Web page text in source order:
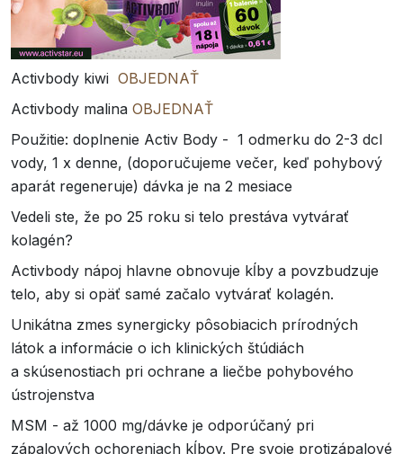
Activbody kiwi OBJEDNAŤ
Activbody malina OBJEDNAŤ
Použitie: doplnenie Activ Body - 1 odmerku do 2-3 dcl
vody, 1 x denne, (doporučujeme večer, keď pohybový
aparát regeneruje) dávka je na 2 mesiace
Vedeli ste, že po 25 roku si telo prestáva vytvárať
kolagén?
Activbody nápoj hlavne obnovuje kĺby a povzbudzuje
telo, aby si opäť samé začalo vytvárať kolagén.
Unikátna zmes synergicky pôsobiacich prírodných
látok a informácie o ich klinických štúdiách
a skúsenostiach pri ochrane a liečbe pohybového
ústrojenstva
MSM - až 1000 mg/dávke je odporúčaný pri
zápalových ochoreniach kĺbov. Pre svoje protizápalové